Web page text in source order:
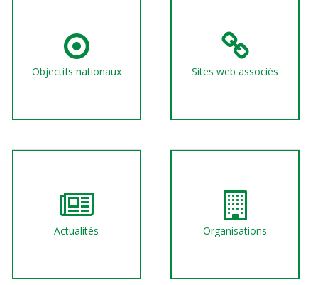
Objectifs nationaux Sites web associés
Actualités Organisations